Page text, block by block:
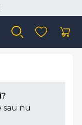
sau nu